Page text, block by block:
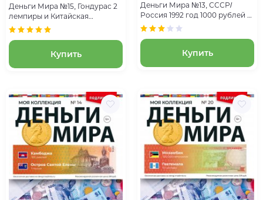
Деньги Мира №15, Гондурас 2
лемпиры и Китайская
республика 1/2 нового
Купить
Деньги Мира №13, СССР/
Россия 1992 год 1000 рублей и
Южная Корея 10 вон
Купить